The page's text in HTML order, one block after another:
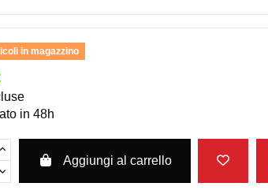
in magazzino
in 48h
Aggiungi al carrello